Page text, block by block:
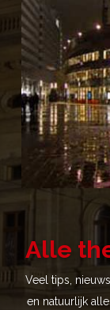
Alle
Veel tips,
en natuurlijk